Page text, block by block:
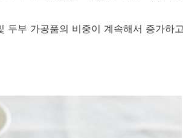
두부 가공품의 비중이 계속해서 증가하